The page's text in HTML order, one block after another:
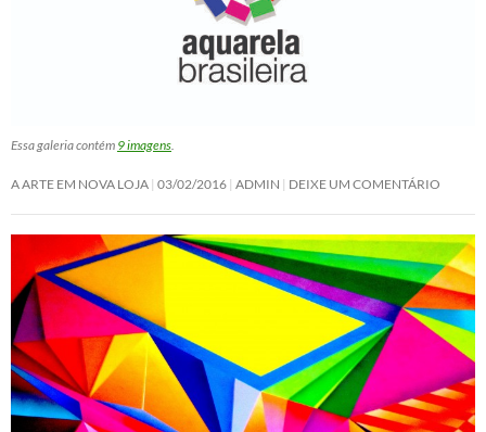
Essa galeria contém 9 imagens
A ARTE EM NOVA LOJA 03/02/2016 ADMIN DEIXE UM COMENTÁRIO